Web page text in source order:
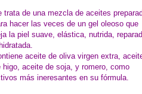
trata de una mezcla de aceites
hacer las veces de un gel oleoso que
la piel suave, elástica, nutrida,
aceite de oliva virgen extra,
higo, aceite de soja, y romero, como
más ineresantes en su fórmula.